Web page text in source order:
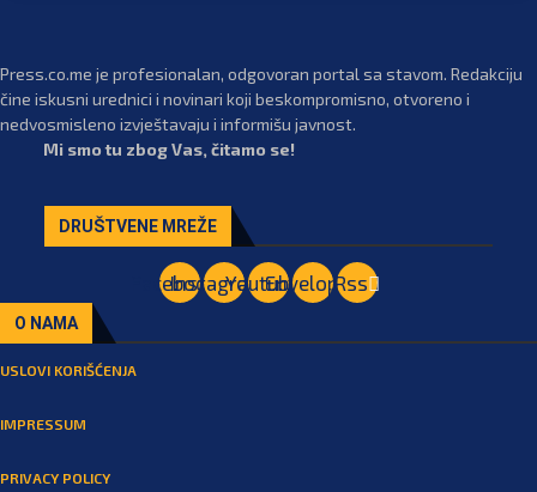
Press.co.me je profesionalan, odgovoran portal sa stavom. Redakciju
čine iskusni urednici i novinari koji beskompromisno, otvoreno i
nedvosmisleno izvještavaju i informišu javnost.
Mi smo tu zbog Vas, čitamo se!
DRUŠTVENE MREŽE
Facebook
Instagram
YoutubeEnvelopeRss
O NAMA
USLOVI KORIŠĆENJA
IMPRESSUM
PRIVACY POLICY